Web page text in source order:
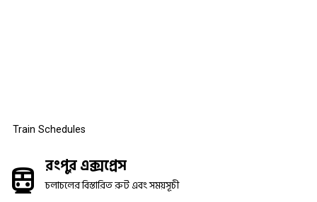
Train Schedules
directions_subway রংপুর এক্সপ্রেস
চলাচলের বিস্তারিত রুট এবং সময়সূচী